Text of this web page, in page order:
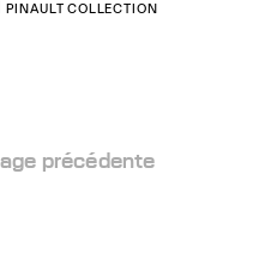
COLLECTION
précédente